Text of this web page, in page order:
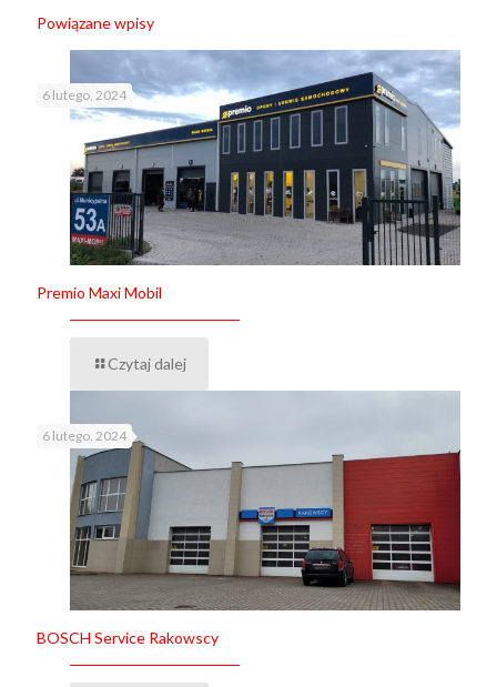
Powiązane wpisy
6 lutego, 2024
Premio Maxi Mobil
Czytaj dalej
6 lutego, 2024
BOSCH Service Rakowscy